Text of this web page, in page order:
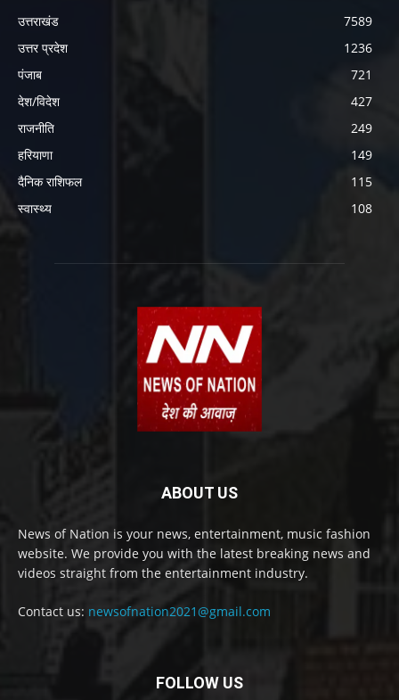
उत्तराखंड
7589
उत्तर प्रदेश
1236
पंजाब
721
देश/विदेश
427
राजनीति
249
हरियाणा
149
दैनिक राशिफल
115
स्वास्थ्य
108
ABOUT US
News of Nation is your news, entertainment, music fashion
website. We provide you with the latest breaking news and
videos straight from the entertainment industry.
Contact us: newsofnation2021@gmail.com
FOLLOW US